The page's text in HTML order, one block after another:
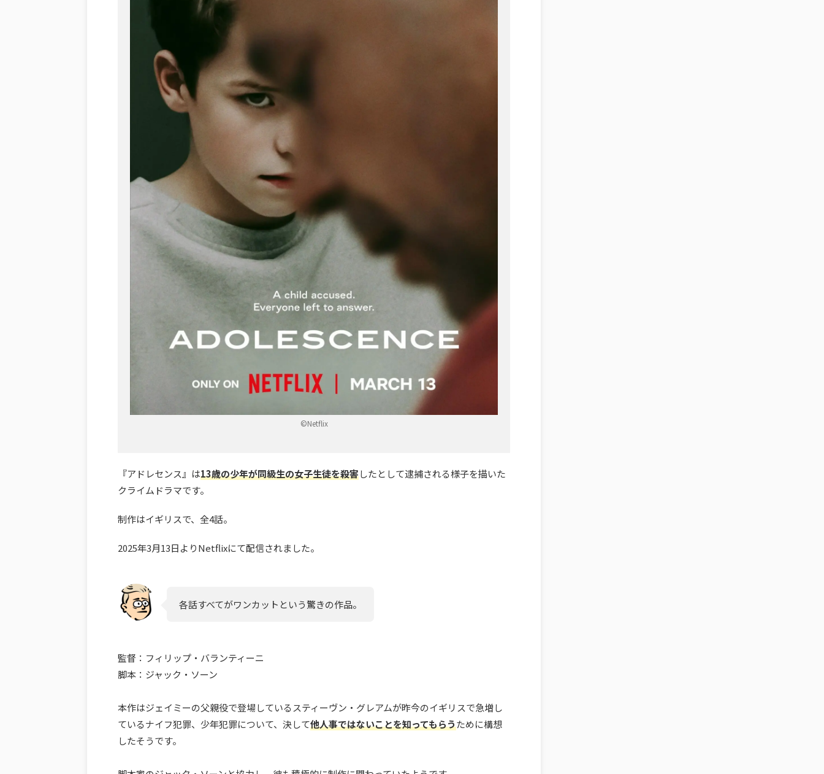
©Netflix
『アドレセンス』は13歳の少年が同級生の女子生徒を殺害したとして逮捕される様子を描いた
クライムドラマです。
制作はイギリスで、全4話。
2025年3月13日よりNetflixにて配信されました。
各話すべてがワンカットという驚きの作品。
監督：フィリップ・バランティーニ
脚本：ジャック・ソーン
本作はジェイミーの父親役で登場しているスティーヴン・グレアムが昨今のイギリスで急増し
ているナイフ犯罪、少年犯罪について、決して他人事ではないことを知ってもらうために構想
したそうです。